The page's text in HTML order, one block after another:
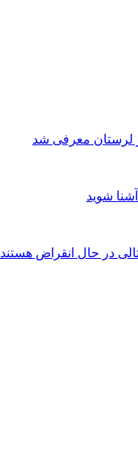
لرستان معرفی شد
در حال انقراض هستند